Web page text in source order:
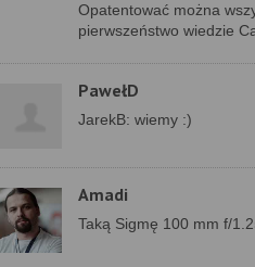
Opatentować można
pierwszeństwo wiedzie
PawełD
JarekB: wiemy :)
Amadi
Taką Sigmę 100 mm f/